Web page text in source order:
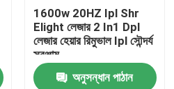
1600w 20HZ Ipl Shr
Elight লেজার 2 In1 Dpl
লেজার হেয়ার রিমুভাল Ipl সৌন্দর্য
সরঞ্জাম
অনুসন্ধান পাঠান